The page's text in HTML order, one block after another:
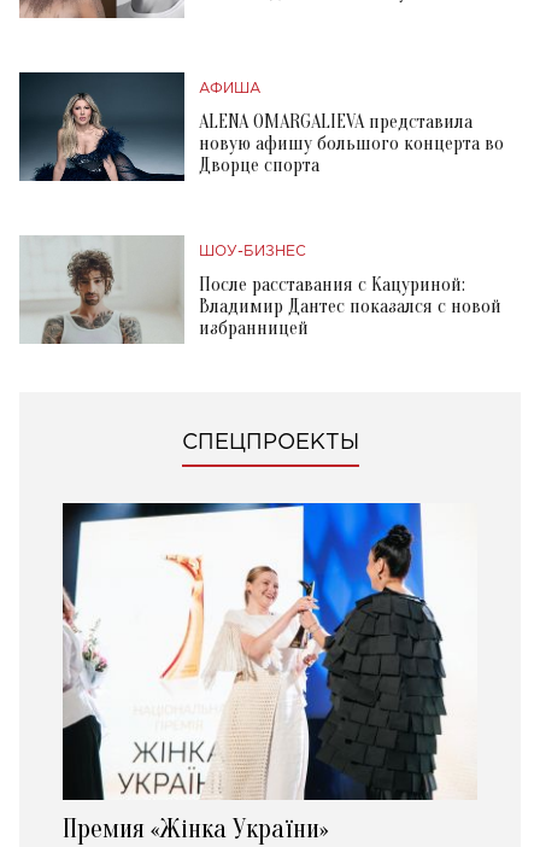
АФИША
ALENA OMARGALIEVA представила
новую афишу большого концерта во
Дворце спорта
ШОУ-БИЗНЕС
После расставания с Кацуриной:
Владимир Дантес показался с новой
избранницей
СПЕЦПРОЕКТЫ
Премия «Жінка України»